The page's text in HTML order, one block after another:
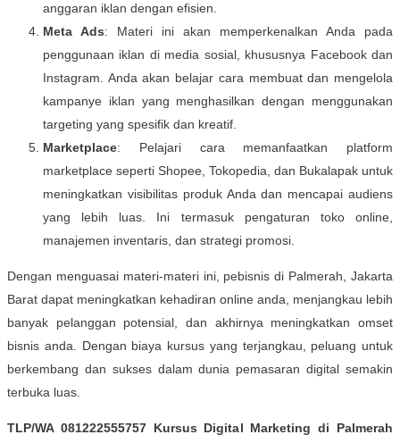
anggaran iklan dengan efisien.
Meta Ads: Materi ini akan memperkenalkan Anda pada
penggunaan iklan di media sosial, khususnya Facebook dan
Instagram. Anda akan belajar cara membuat dan mengelola
kampanye iklan yang menghasilkan dengan menggunakan
targeting yang spesifik dan kreatif.
Marketplace: Pelajari cara memanfaatkan platform
marketplace seperti Shopee, Tokopedia, dan Bukalapak untuk
meningkatkan visibilitas produk Anda dan mencapai audiens
yang lebih luas. Ini termasuk pengaturan toko online,
manajemen inventaris, dan strategi promosi.
Dengan menguasai materi-materi ini, pebisnis di Palmerah, Jakarta
Barat dapat meningkatkan kehadiran online anda, menjangkau lebih
banyak pelanggan potensial, dan akhirnya meningkatkan omset
bisnis anda. Dengan biaya kursus yang terjangkau, peluang untuk
berkembang dan sukses dalam dunia pemasaran digital semakin
terbuka luas.
TLP/WA 081222555757 Kursus Digital Marketing di Palmerah